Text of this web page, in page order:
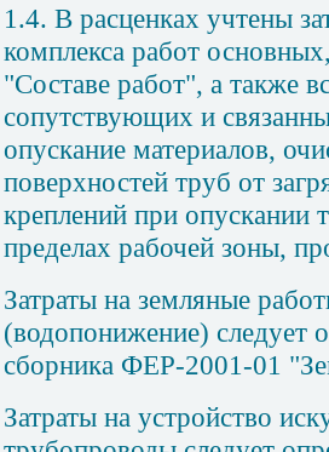
1.4. В расценках учтены
комплекса работ
"Составе работ", а также
сопутствующих и
опускание материалов,
поверхностей труб от
креплений при опускании
пределах рабочей зоны,
Затраты на земляные
(водопонижение) следует
сборника ФЕР-2001-01
Затраты на устройство